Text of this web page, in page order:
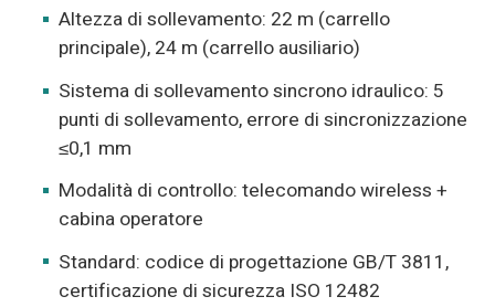
Altezza di sollevamento: 22 m (carrello
principale), 24 m (carrello ausiliario)
Sistema di sollevamento sincrono idraulico: 5
punti di sollevamento, errore di sincronizzazione
≤0,1 mm
Modalità di controllo: telecomando wireless +
cabina operatore
Standard: codice di progettazione GB/T 3811,
certificazione di sicurezza ISO 12482